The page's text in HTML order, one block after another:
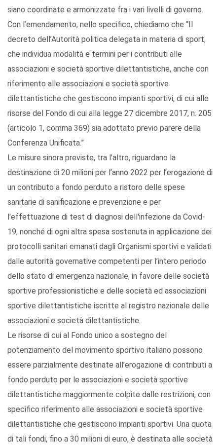
siano coordinate e armonizzate fra i vari livelli di governo.
Con l’emendamento, nello specifico, chiediamo che “Il
decreto dell’Autorità politica delegata in materia di sport,
che individua modalità e termini per i contributi alle
associazioni e società sportive dilettantistiche, anche con
riferimento alle associazioni e società sportive
dilettantistiche che gestiscono impianti sportivi, di cui alle
risorse del Fondo di cui alla legge 27 dicembre 2017, n. 205
(articolo 1, comma 369) sia adottato previo parere della
Conferenza Unificata.”
Le misure sinora previste, tra l'altro, riguardano la
destinazione di 20 milioni per l’anno 2022 per l’erogazione di
un contributo a fondo perduto a ristoro delle spese
sanitarie di sanificazione e prevenzione e per
l'effettuazione di test di diagnosi dell'infezione da Covid-
19, nonché di ogni altra spesa sostenuta in applicazione dei
protocolli sanitari emanati dagli Organismi sportivi e validati
dalle autorità governative competenti per l’intero periodo
dello stato di emergenza nazionale, in favore delle società
sportive professionistiche e delle società ed associazioni
sportive dilettantistiche iscritte al registro nazionale delle
associazioni e società dilettantistiche.
Le risorse di cui al Fondo unico a sostegno del
potenziamento del movimento sportivo italiano possono
essere parzialmente destinate all’erogazione di contributi a
fondo perduto per le associazioni e società sportive
dilettantistiche maggiormente colpite dalle restrizioni, con
specifico riferimento alle associazioni e società sportive
dilettantistiche che gestiscono impianti sportivi. Una quota
di tali fondi, fino a 30 milioni di euro, è destinata alle società